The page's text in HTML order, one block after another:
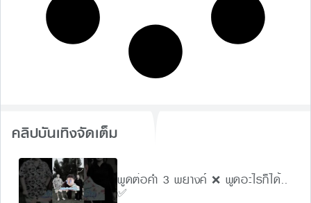
คลิปบันเทิงจัดเต็ม
พูดต่อคำ 3 พยางค์ ❌ พูดอะไรก็ได้..
✅